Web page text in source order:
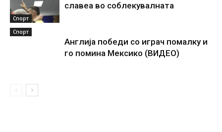
Спорт
славеа во соблекувалната
Спорт
Англија победи со играч помалку и
го помина Мексико (ВИДЕО)